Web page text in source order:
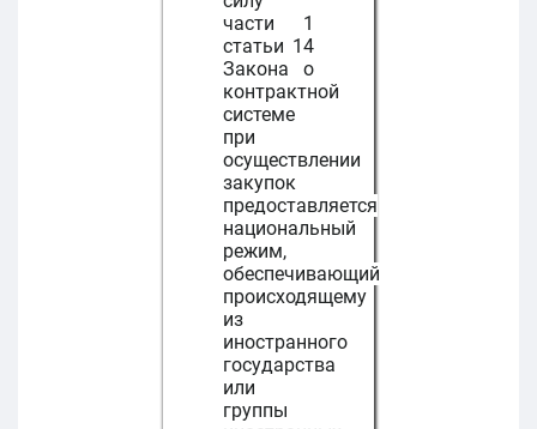
части 1
статьи 14
Закона о
контрактной
системе
при
осуществлении
закупок
предоставляется
национальный
режим,
обеспечивающий
происходящему
из
иностранного
государства
или
группы